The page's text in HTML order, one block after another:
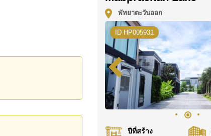
ความปลอดภัย 24
พัทยาตะวันออก
ID HP005931
ปีที่สร้าง